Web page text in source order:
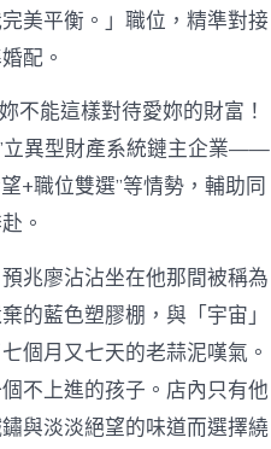
美平衡。」職位，精準對接
配。
不能這樣對待愛妳的財富！
立異型財產系統鏈主企業——
+職位雙選”等情勢，輔助同
。
兆廖沾沾坐在他那間被稱為
的藍色塑膠棚，與「宇宙」
個月又七天的老蒜泥嘆氣。
不上進的孩子。店內只有他
與淡淡絕望的味道而選擇繞